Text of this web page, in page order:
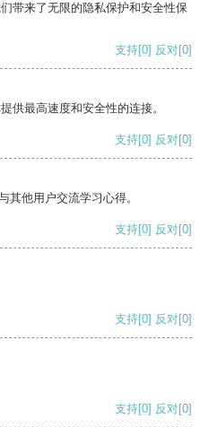
带来了无限的隐私保护和安全性保
支持[0] 反对[0]
供最高速度和安全性的连接。
支持[0] 反对[0]
其他用户交流学习心得。
支持[0] 反对[0]
支持[0] 反对[0]
支持[0] 反对[0]